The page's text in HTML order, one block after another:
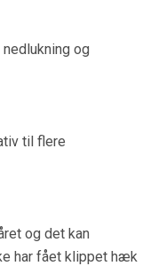
og
til flere
og det kan
har fået klippet hæk